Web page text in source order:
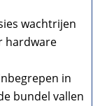
wachtrijen
hardware
in
bundel vallen